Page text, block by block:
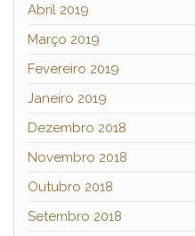
Abril 2019
Março 2019
Fevereiro 2019
Janeiro 2019
Dezembro 2018
Novembro 2018
Outubro 2018
Setembro 2018